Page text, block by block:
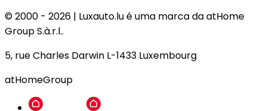
© 2000 - 2026 | Luxauto.lu é uma marca da atHome
Group S.à.r.l..
5, rue Charles Darwin L-1433 Luxembourg
atHomeGroup